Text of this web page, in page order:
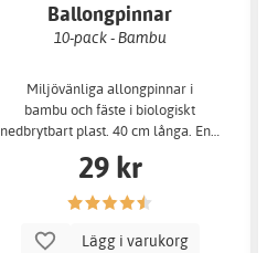
Ballongpinnar
10-pack - Bambu
Miljövänliga allongpinnar i
bambu och fäste i biologiskt
nedbrytbart plast. 40 cm långa. En…
29 kr
Lägg i varukorg